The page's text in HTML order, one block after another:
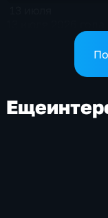
Еще